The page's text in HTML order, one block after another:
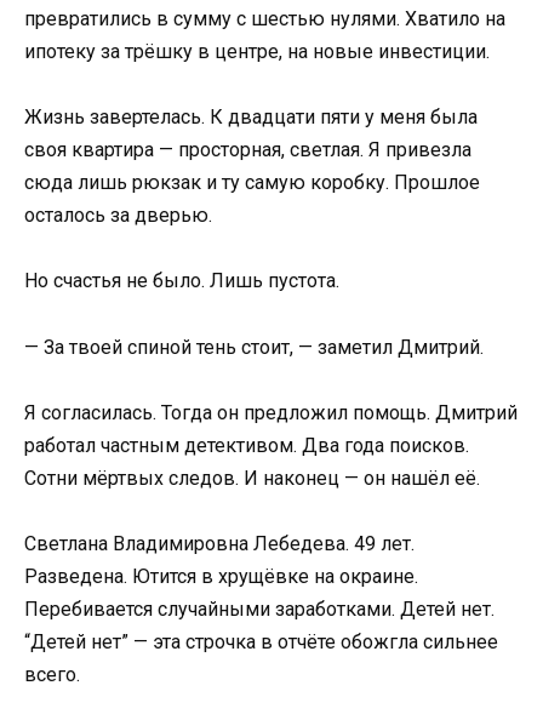
превратились в сумму с шестью нулями. Хватило на
ипотеку за трёшку в центре, на новые инвестиции.
Жизнь завертелась. К двадцати пяти у меня была
своя квартира — просторная, светлая. Я привезла
сюда лишь рюкзак и ту самую коробку. Прошлое
осталось за дверью.
Но счастья не было. Лишь пустота.
— За твоей спиной тень стоит, — заметил Дмитрий.
Я согласилась. Тогда он предложил помощь. Дмитрий
работал частным детективом. Два года поисков.
Сотни мёртвых следов. И наконец — он нашёл её.
Светлана Владимировна Лебедева. 49 лет.
Разведена. Ютится в хрущёвке на окраине.
Перебивается случайными заработками. Детей нет.
“Детей нет” — эта строчка в отчёте обожгла сильнее
всего.